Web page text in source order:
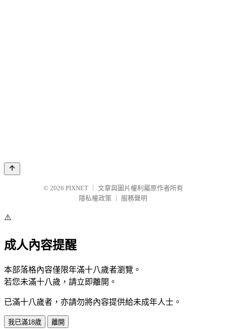
© 2026 PIXNET
文章與圖片權利屬原作者所有
隱私權政策
服務聲明
⚠️
成人內容提醒
本部落格內容僅限年滿十八歲者瀏覽。
若您未滿十八歲，請立即離開。
已滿十八歲者，亦請勿將內容提供給未成年人士。
我已滿18歲 離開